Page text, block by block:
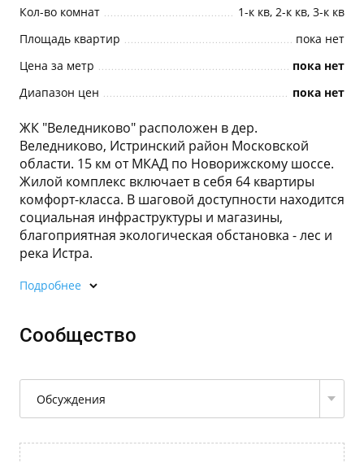
Кол-во комнат
1-к кв, 2-к кв, 3-к кв
Площадь квартир
пока нет
Цена за метр
пока нет
Диапазон цен
пока нет
ЖК "Веледниково" расположен в дер.
Веледниково, Истринский район Московской
области. 15 км от МКАД по Новорижскому шоссе.
Жилой комплекс включает в себя 64 квартиры
комфорт-класса. В шаговой доступности находится
социальная инфраструктуры и магазины,
благоприятная экологическая обстановка - лес и
река Истра.
Подробнее
Сообщество
Обсуждения